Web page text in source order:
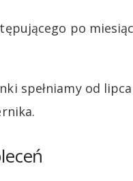
po
spełniamy od